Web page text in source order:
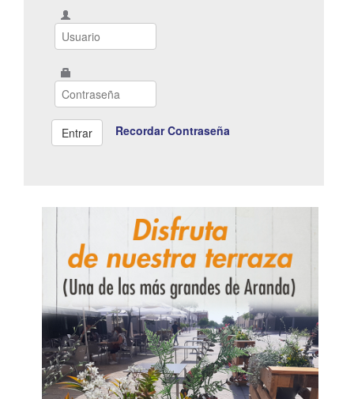
Recordar Contraseña